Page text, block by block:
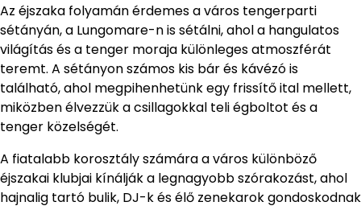
Az éjszaka folyamán érdemes a város tengerparti
sétányán, a Lungomare-n is sétálni, ahol a hangulatos
világítás és a tenger moraja különleges atmoszférát
teremt. A sétányon számos kis bár és kávézó is
található, ahol megpihenhetünk egy frissítő ital mellett,
miközben élvezzük a csillagokkal teli égboltot és a
tenger közelségét.
A fiatalabb korosztály számára a város különböző
éjszakai klubjai kínálják a legnagyobb szórakozást, ahol
hajnalig tartó bulik, DJ-k és élő zenekarok gondoskodnak